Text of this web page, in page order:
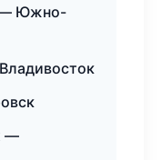
— Южно-
—